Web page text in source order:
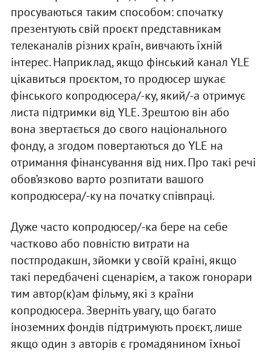
просуваються таким способом: спочатку
презентують свій проєкт представникам
телеканалів різних країн, вивчають їхній
інтерес. Наприклад, якщо фінський канал YLE
цікавиться проєктом, то продюсер шукає
фінського копродюсера/-ку, який/-а отримує
листа підтримки від YLE. Зрештою він або
вона звертається до свого національного
фонду, а згодом повертаються до YLE на
отримання фінансування від них. Про такі речі
обов’язково варто розпитати вашого
копродюсера/-ку на початку співпраці.
Дуже часто копродюсер/-ка бере на себе
частково або повністю витрати на
постпродакшн, зйомки у своїй країні, якщо
такі передбачені сценарієм, а також гонорари
тим автор(к)ам фільму, які з країни
копродюсера. Зверніть увагу, що багато
іноземних фондів підтримують проєкт, лише
якщо один з авторів є громадянином їхньої